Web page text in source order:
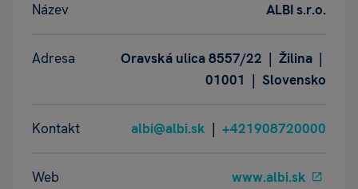
Název ALBI s.r.o.
Adresa
Oravská ulica 8557/22 | Žilina |
01001 | Slovensko
Kontakt albi@albi.sk | +421908720000
Web www.albi.sk